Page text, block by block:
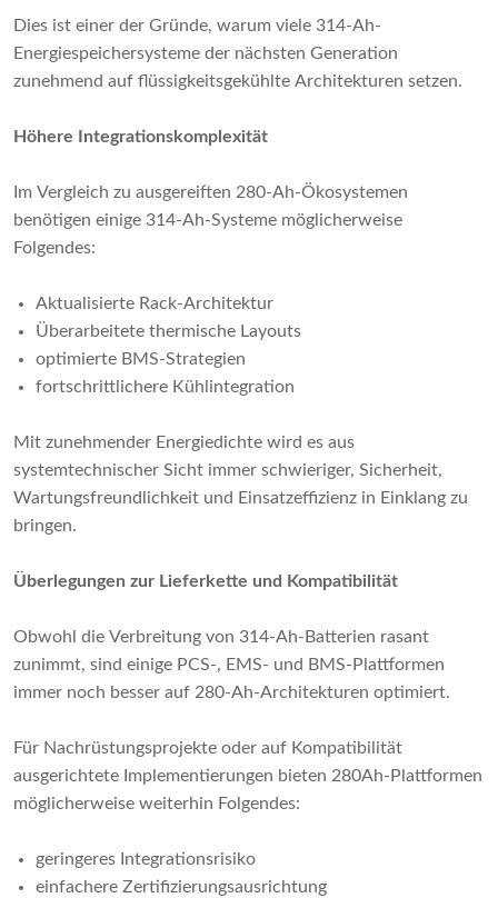
Dies ist einer der Gründe, warum viele 314-Ah-
Energiespeichersysteme der nächsten Generation
zunehmend auf flüssigkeitsgekühlte Architekturen setzen.
Höhere Integrationskomplexität
Im Vergleich zu ausgereiften 280-Ah-Ökosystemen
benötigen einige 314-Ah-Systeme möglicherweise
Folgendes:
Aktualisierte Rack-Architektur
Überarbeitete thermische Layouts
optimierte BMS-Strategien
fortschrittlichere Kühlintegration
Mit zunehmender Energiedichte wird es aus
systemtechnischer Sicht immer schwieriger, Sicherheit,
Wartungsfreundlichkeit und Einsatzeffizienz in Einklang zu
bringen.
Überlegungen zur Lieferkette und Kompatibilität
Obwohl die Verbreitung von 314-Ah-Batterien rasant
zunimmt, sind einige PCS-, EMS- und BMS-Plattformen
immer noch besser auf 280-Ah-Architekturen optimiert.
Für Nachrüstungsprojekte oder auf Kompatibilität
ausgerichtete Implementierungen bieten 280Ah-Plattformen
möglicherweise weiterhin Folgendes:
geringeres Integrationsrisiko
einfachere Zertifizierungsausrichtung